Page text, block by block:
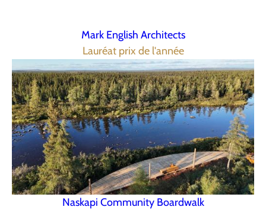
Mark English Architects
Lauréat prix de l'année
Naskapi Community Boardwalk